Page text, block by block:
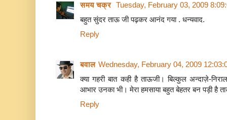
समय चक्र Tuesday, February 03, 2009
बहुत सुंदर ताऊ जी पढ़कर आनंद गया . धन्यवाद.
Reply
बवाल Wednesday, February 04, 2009
क्या गहरी बात कही है ताऊजी। बिल्कुल अन्दाज़े-
आभार उनका भी। मेरा हमसाया बहुत बेहतर बन पड़ी है
Reply